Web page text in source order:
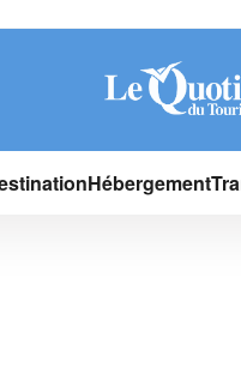
Hébergement